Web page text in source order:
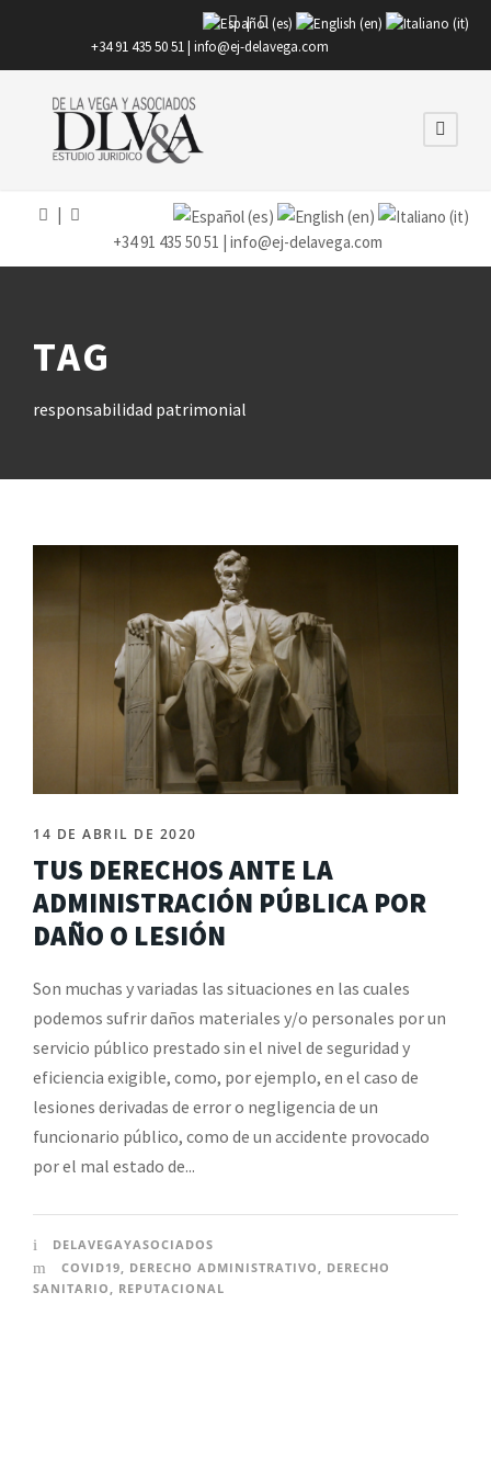
|
+34 91 435 50 51 | info@ej-delavega.com
+34 91 435 50 51 | info@ej-delavega.com
TAG
responsabilidad patrimonial
14 DE ABRIL DE 2020
TUS DERECHOS ANTE LA
ADMINISTRACIÓN PÚBLICA POR
DAÑO O LESIÓN
Son muchas y variadas las situaciones en las cuales
podemos sufrir daños materiales y/o personales por un
servicio público prestado sin el nivel de seguridad y
eficiencia exigible, como, por ejemplo, en el caso de
lesiones derivadas de error o negligencia de un
funcionario público, como de un accidente provocado
por el mal estado de...
DELAVEGAYASOCIADOS
COVID19
DERECHO ADMINISTRATIVO
DERECHO
SANITARIO
REPUTACIONAL